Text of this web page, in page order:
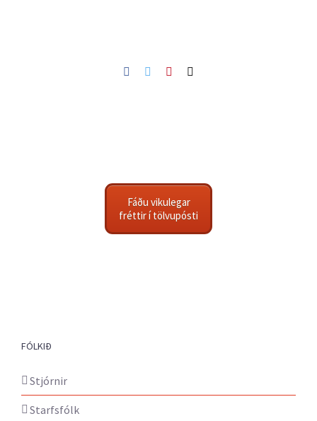
Facebook
TwitterPinterest
Fáðu vikulegar
fréttir í tölvupósti
FÓLKIÐ
Stjórnir
Starfsfólk